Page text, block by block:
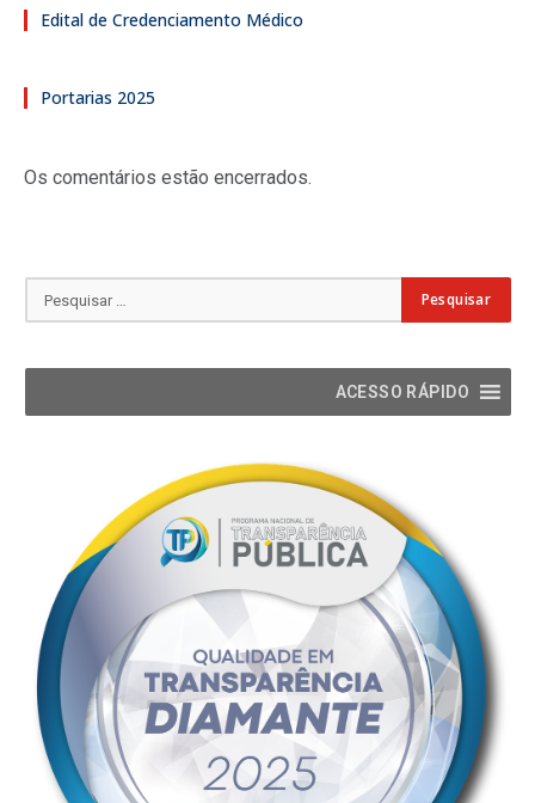
Edital de Credenciamento Médico
Portarias 2025
Os comentários estão encerrados.
ACESSO RÁPIDO